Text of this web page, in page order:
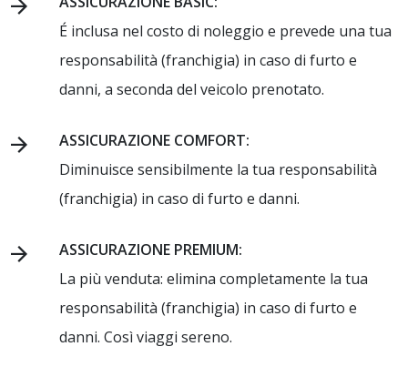
É inclusa nel costo di noleggio e prevede una tua
responsabilità (franchigia) in caso di furto e
danni, a seconda del veicolo prenotato.
ASSICURAZIONE COMFORT:
Diminuisce sensibilmente la tua responsabilità
(franchigia) in caso di furto e danni.
ASSICURAZIONE PREMIUM:
La più venduta: elimina completamente la tua
responsabilità (franchigia) in caso di furto e
danni. Così viaggi sereno.